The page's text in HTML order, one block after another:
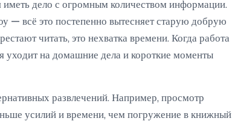
дело с огромным количеством информации.
— всё это постепенно вытесняет старую добрую
читать, это нехватка времени. Когда работа
уходит на домашние дела и короткие моменты
развлечений. Например, просмотр
усилий и времени, чем погружение в книжный